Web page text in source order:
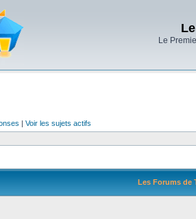
Le
| Voir les sujets actifs
Les Forums de